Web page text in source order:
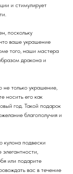
и стимулирует
поскольку
ваше украшение
того, наши мастера
дракона и
только украшение,
носить его как
год. Такой подарок
благополучия и
кулона подвески
или подарите
вас в течение